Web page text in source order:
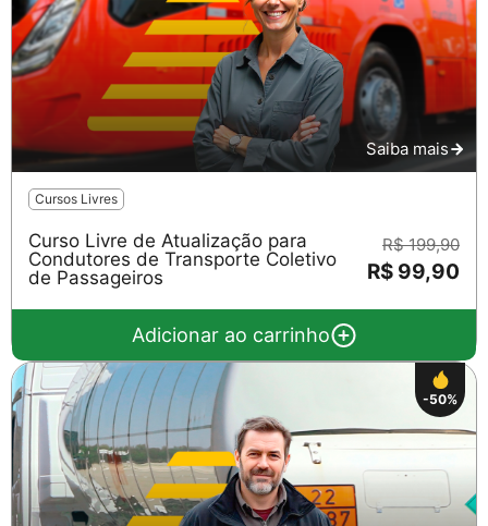
Saiba mais
Cursos Livres
Curso Livre de Atualização para
Condutores de Transporte Coletivo
de Passageiros
R$ 199,90
R$ 99,90
Adicionar ao carrinho
-50%